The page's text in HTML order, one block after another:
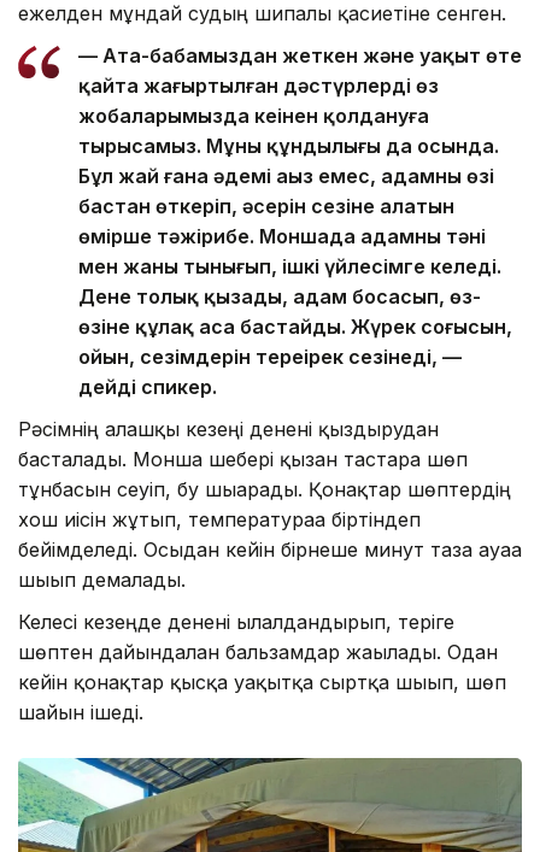
ежелден мұндай судың шипалы қасиетіне сенген.
— Ата-бабамыздан жеткен және уақыт өте
қайта жаңғыртылған дәстүрлерді өз
жобаларымызда кеңінен қолдануға
тырысамыз. Мұның құндылығы да осында.
Бұл жай ғана әдемі аңыз емес, адамның өзі
бастан өткеріп, әсерін сезіне алатын
өміршең тәжірибе. Моншада адамның тәні
мен жаны тынығып, ішкі үйлесімге келеді.
Дене толық қызады, адам босаңсып, өз-
өзіне құлақ аса бастайды. Жүрек соғысын,
ойын, сезімдерін тереңірек сезінеді, —
дейді спикер.
Рәсімнің алғашқы кезеңі денені қыздырудан
басталады. Монша шебері қызған тастарға шөп
тұнбасын сеуіп, бу шығарады. Қонақтар шөптердің
хош иісін жұтып, температураға біртіндеп
бейімделеді. Осыдан кейін бірнеше минут таза ауаға
шығып демалады.
Келесі кезеңде денені ылғалдандырып, теріге
шөптен дайындалған бальзамдар жағылады. Одан
кейін қонақтар қысқа уақытқа сыртқа шығып, шөп
шайын ішеді.